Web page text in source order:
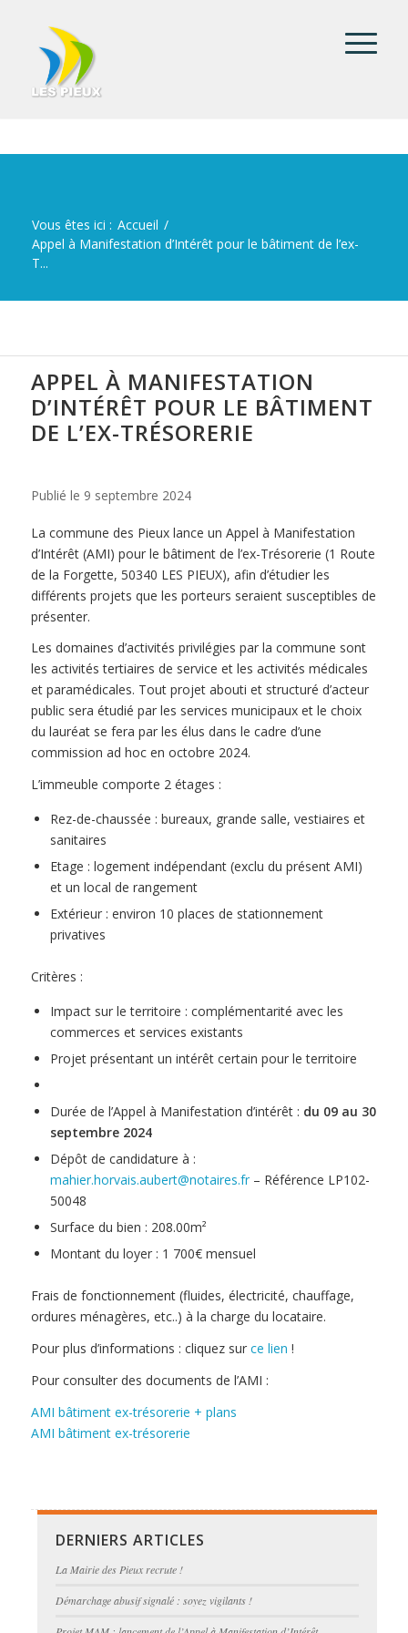
Vous êtes ici : Accueil /
Appel à Manifestation d’Intérêt pour le bâtiment de l’ex-
T...
APPEL À MANIFESTATION
D’INTÉRÊT POUR LE BÂTIMENT
DE L’EX-TRÉSORERIE
Publié le 9 septembre 2024
La commune des Pieux lance un Appel à Manifestation
d’Intérêt (AMI) pour le bâtiment de l’ex-Trésorerie (1 Route
de la Forgette, 50340 LES PIEUX), afin d’étudier les
différents projets que les porteurs seraient susceptibles de
présenter.
Les domaines d’activités privilégies par la commune sont
les activités tertiaires de service et les activités médicales
et paramédicales. Tout projet abouti et structuré d’acteur
public sera étudié par les services municipaux et le choix
du lauréat se fera par les élus dans le cadre d’une
commission ad hoc en octobre 2024.
L’immeuble comporte 2 étages :
Rez-de-chaussée : bureaux, grande salle, vestiaires et
sanitaires
Etage : logement indépendant (exclu du présent AMI)
et un local de rangement
Extérieur : environ 10 places de stationnement
privatives
Critères :
Impact sur le territoire : complémentarité avec les
commerces et services existants
Projet présentant un intérêt certain pour le territoire
Durée de l’Appel à Manifestation d’intérêt : du 09 au 30
septembre 2024
Dépôt de candidature à :
mahier.horvais.aubert@notaires.fr– Référence LP102-
50048
Surface du bien : 208.00m²
Montant du loyer : 1 700€ mensuel
Frais de fonctionnement (fluides, électricité, chauffage,
ordures ménagères, etc..) à la charge du locataire.
Pour plus d’informations : cliquez sur ce lien !
Pour consulter des documents de l’AMI :
AMI bâtiment ex-trésorerie + plans
AMI bâtiment ex-trésorerie
DERNIERS ARTICLES
La Mairie des Pieux recrute !
Démarchage abusif signalé : soyez vigilants !